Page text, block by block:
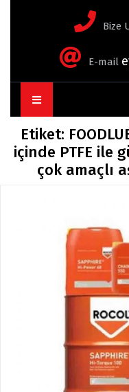
Bize
E-mail
Button
Etiket:
içinde PTFE ile
çok amaçlı